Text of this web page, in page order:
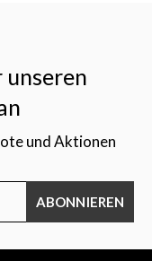
unseren
und Aktionen
ABONNIEREN